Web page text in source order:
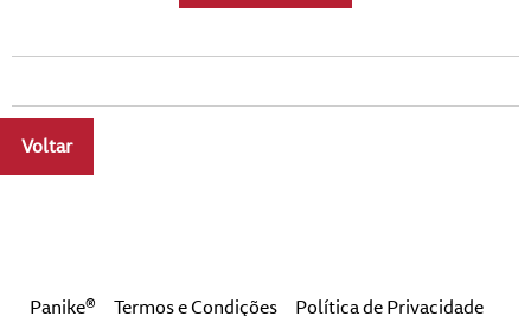
Voltar
Panike® Termos e Condições
Política de Privacidade